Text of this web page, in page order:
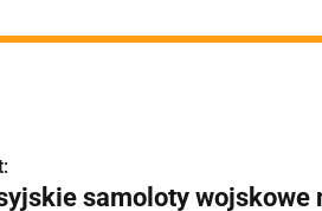
samoloty wojskowe